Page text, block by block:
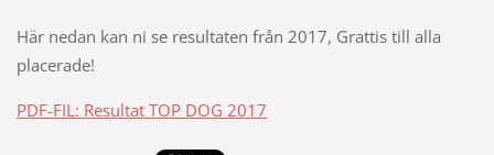
Här nedan kan ni se resultaten från 2017, Grattis till alla
placerade!
PDF-FIL: Resultat TOP DOG 2017